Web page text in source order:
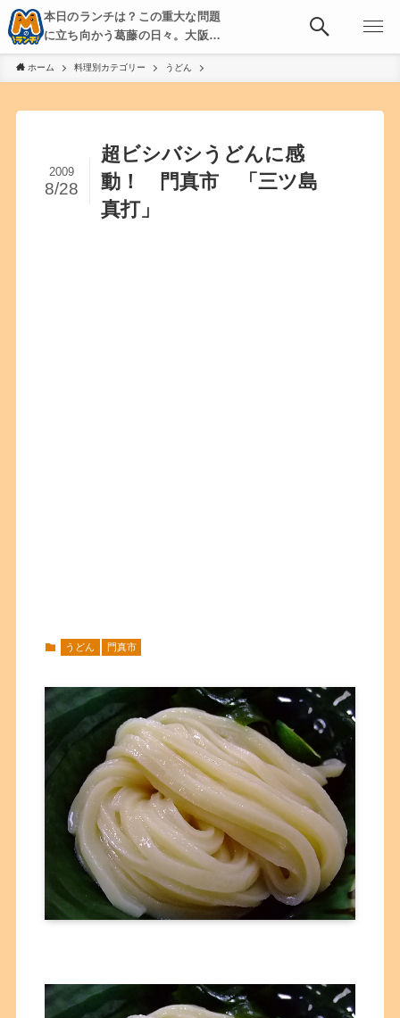
本日のランチは？この重大な問題
に立ち向かう葛藤の日々。大阪・
京都・神戸を中心とした食べ歩
き、飲み歩きを綴る。
ホーム 料理別カテゴリー うどん
超ビシバシうどんに感
動！ 門真市 「三ツ島
真打」
2009
8/28
うどん 門真市